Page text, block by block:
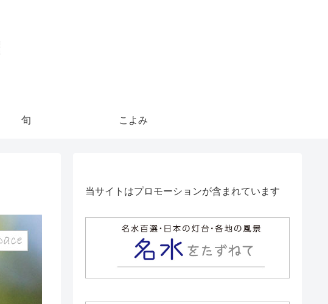
旬 こよみ
当サイトはプロモーションが含まれています